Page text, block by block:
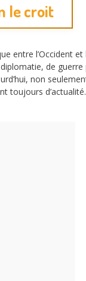
le croit
entre l’Occident et
de guerre
non
toujours d’actualité.